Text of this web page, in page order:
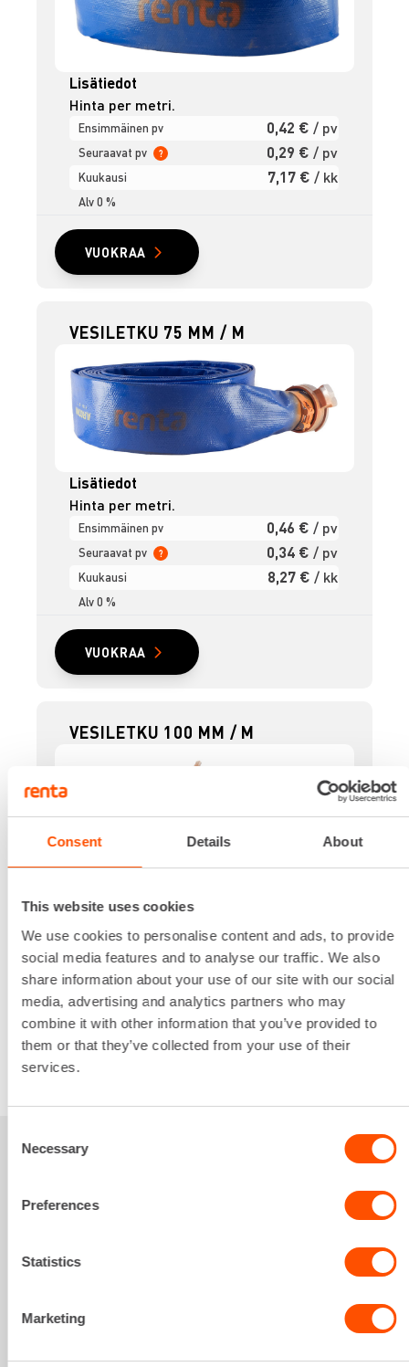
Consent Details About
This website uses cookies
We use cookies to personalise content and ads, to provide
social media features and to analyse our traffic. We also
share information about your use of our site with our social
media, advertising and analytics partners who may
combine it with other information that you’ve provided to
them or that they’ve collected from your use of their
services.
Selection
Necessary
Preferences
Statistics
Marketing
Lisätiedot
Hinta per metri.
Ensimmäinen pv 0,42 € / pv
Seuraavat pv ? 0,29 € / pv
Kuukausi 7,17 € / kk
Alv 0 %
VUOKRAA
VESILETKU 75 MM / M
Lisätiedot
Hinta per metri.
Ensimmäinen pv 0,46 € / pv
Seuraavat pv ? 0,34 € / pv
Kuukausi 8,27 € / kk
Alv 0 %
VUOKRAA
VESILETKU 100 MM / M
Lisätiedot
Ensimmäinen pv 0,69 €/ pv
Seuraavat pv 0,49 €/ pv
12,13 €
Alv 0 %
kiinnostaa myös